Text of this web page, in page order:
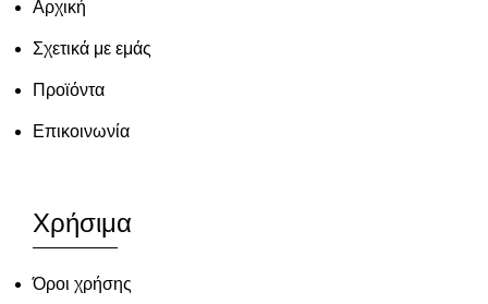
Αρχική
Σχετικά με εμάς
Προϊόντα
Επικοινωνία
Χρήσιμα
Όροι χρήσης